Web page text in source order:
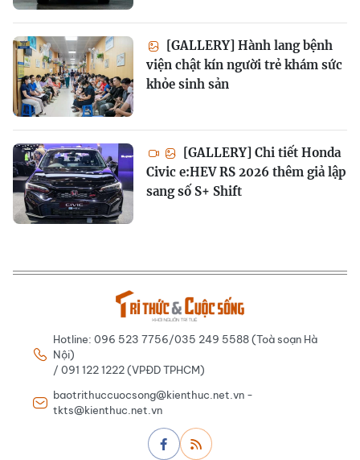
[GALLERY] Hành lang bệnh
viện chật kín người trẻ khám sức
khỏe sinh sản
[GALLERY] Chi tiết Honda
Civic e:HEV RS 2026 thêm giả lập
sang số S+ Shift
Hotline: 096 523 7756/035 249 5588 (Toà soạn Hà
Nội)
/ 091 122 1222 (VPĐD TPHCM)
baotrithuccuocsong@kienthuc.net.vn -
tkts@kienthuc.net.vn